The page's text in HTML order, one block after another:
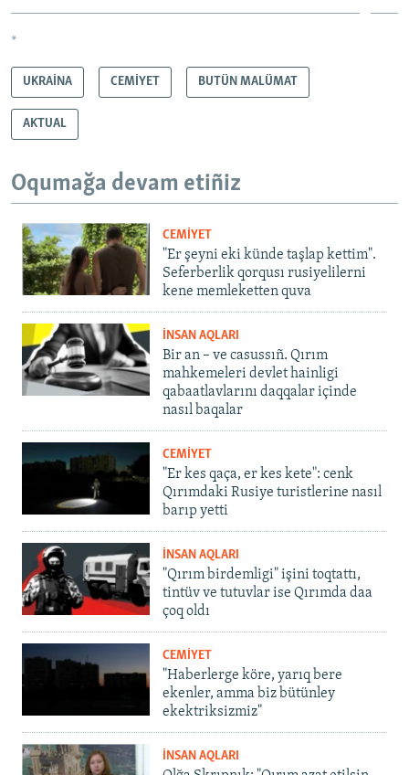
*
UKRAİNA CEMİYET BUTÜN MALÜMAT
AKTUAL
Oqumağa devam etiñiz
CEMİYET
"Er şeyni eki künde taşlap kettim".
Seferberlik qorqusı rusiyelilerni
kene memleketten quva
İNSAN AQLARI
Bir an – ve casussıñ. Qırım
mahkemeleri devlet hainligi
qabaatlavlarını daqqalar içinde
nasıl baqalar
CEMİYET
"Er kes qaça, er kes kete": cenk
Qırımdaki Rusiye turistlerine nasıl
barıp yetti
İNSAN AQLARI
"Qırım birdemligi" işini toqtattı,
tintüv ve tutuvlar ise Qırımda daa
çoq oldı
CEMİYET
"Haberlerge köre, yarıq bere
ekenler, amma biz bütünley
ekektriksizmiz"
İNSAN AQLARI